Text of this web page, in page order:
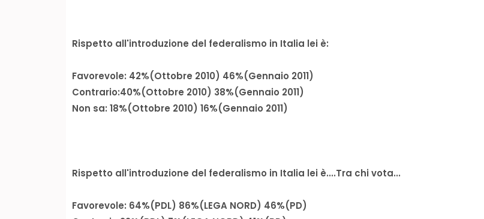
Rispetto all'introduzione del federalismo in Italia lei è:
Favorevole: 42%(Ottobre 2010) 46%(Gennaio 2011)
Contrario:40%(Ottobre 2010) 38%(Gennaio 2011)
Non sa: 18%(Ottobre 2010) 16%(Gennaio 2011)
Rispetto all'introduzione del federalismo in Italia lei è....Tra chi vota...
Favorevole: 64%(PDL) 86%(LEGA NORD) 46%(PD)